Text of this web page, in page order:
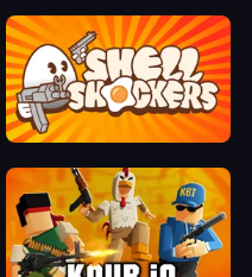
Shell Shockers